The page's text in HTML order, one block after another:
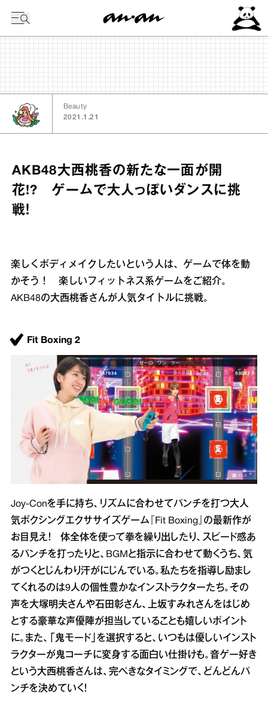
Beauty
2021.1.21
AKB48大西桃香の新たな一面が開
花!? ゲームで大人っぽいダンスに挑
戦！
楽しくボディメイクしたいという人は、ゲームで体を動
かそう！ 楽しいフィットネス系ゲームをご紹介。
AKB48の大西桃香さんが人気タイトルに挑戦。
Fit Boxing 2
Joy‐Conを手に持ち、リズムに合わせてパンチを打つ大人
気ボクシングエクササイズゲーム『Fit Boxing』の最新作が
お目見え！ 体全体を使って拳を繰り出したり、スピード感あ
るパンチを打ったりと、BGMと指示に合わせて動くうち、気
がつくとじんわり汗がにじんでいる。私たちを指導し励まし
てくれるのは9人の個性豊かなインストラクターたち。その
声を大塚明夫さんや石田彰さん、上坂すみれさんをはじめ
とする豪華な声優陣が担当していることも嬉しいポイント
に。また、「鬼モード」を選択すると、いつもは優しいインスト
ラクターが鬼コーチに変身する面白い仕掛けも。音ゲー好き
という大西桃香さんは、完ぺきなタイミングで、どんどんパ
ンチを決めていく！